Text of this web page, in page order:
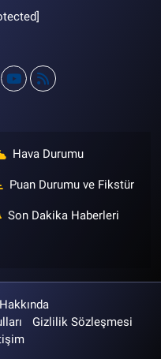
Hava Durumu
Puan Durumu ve Fikstür
Son Dakika Haberleri
Gizlilik Sözleşmesi